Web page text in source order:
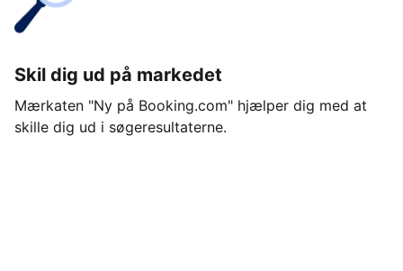
Skil dig ud på markedet
Mærkaten "Ny på Booking.com" hjælper dig med at
skille dig ud i søgeresultaterne.
Kom i gang i dag